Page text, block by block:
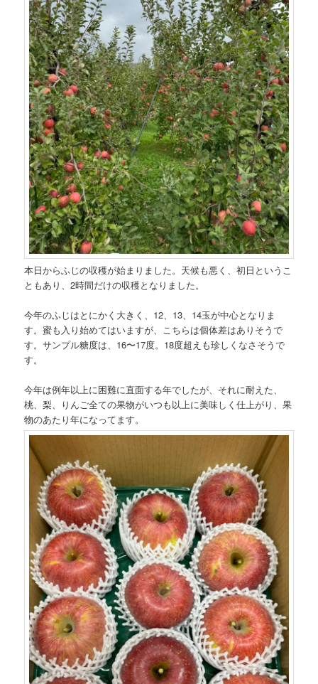
本日からふじの収穫が始まりました。天候も悪く、初日というこ
ともあり、2時間だけの収穫となりました。
今年のふじはとにかく大きく、12、13、14玉が中心となりま
す。蜜も入り始めてはいますが、こちらは個体差はありそうで
す。サンプル糖度は、16〜17度。18度超えも珍しくなさそうで
す。
今年は例年以上に困難に直面する年でしたが、それに耐えた、
桃、梨、りんご全ての果物がいつも以上に美味しく仕上がり、果
物のあたり年になってます。